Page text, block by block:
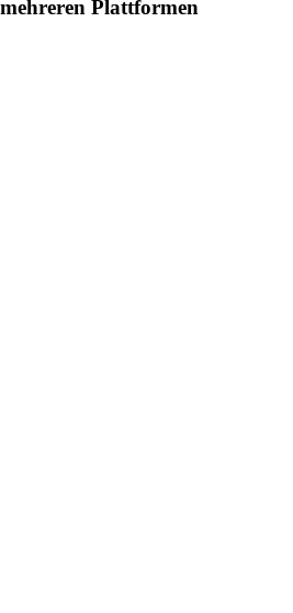
Plattformen